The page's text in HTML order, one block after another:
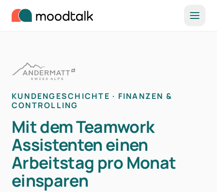
KUNDENGESCHICHTE · FINANZEN &
CONTROLLING
Mit dem Teamwork
Assistenten einen
Arbeitstag pro Monat
einsparen